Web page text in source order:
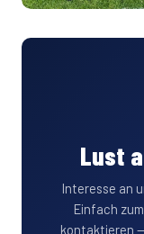
Lust
Interesse an
Einfach
kontaktieren